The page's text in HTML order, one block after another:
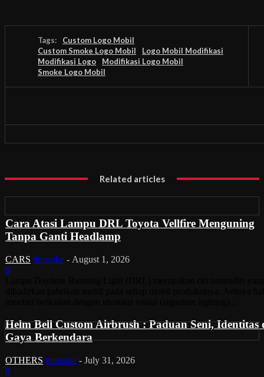
Tags:
Custom Logo Mobil
Custom Smoke Logo Mobil
Logo Mobil Modifikasi
Modifikasi Logo
Modifikasi Logo Mobil
Smoke Logo Mobil
Related articles
Cara Atasi Lampu DRL Toyota Vellfire Menguning
Tanpa Ganti Headlamp
CARS tinusoke - August 1, 2026
0
Helm Bell Custom Airbrush : Paduan Seni, Identitas
Gaya Berkendara
OTHERS tinusoke - July 31, 2026
0